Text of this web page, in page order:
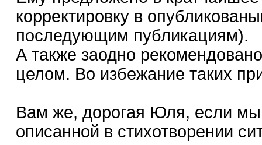
корректировку в
последующим публикациям).
А также заодно
целом. Во избежание таких
Вам же, дорогая Юля, если мы
описанной в стихотворении